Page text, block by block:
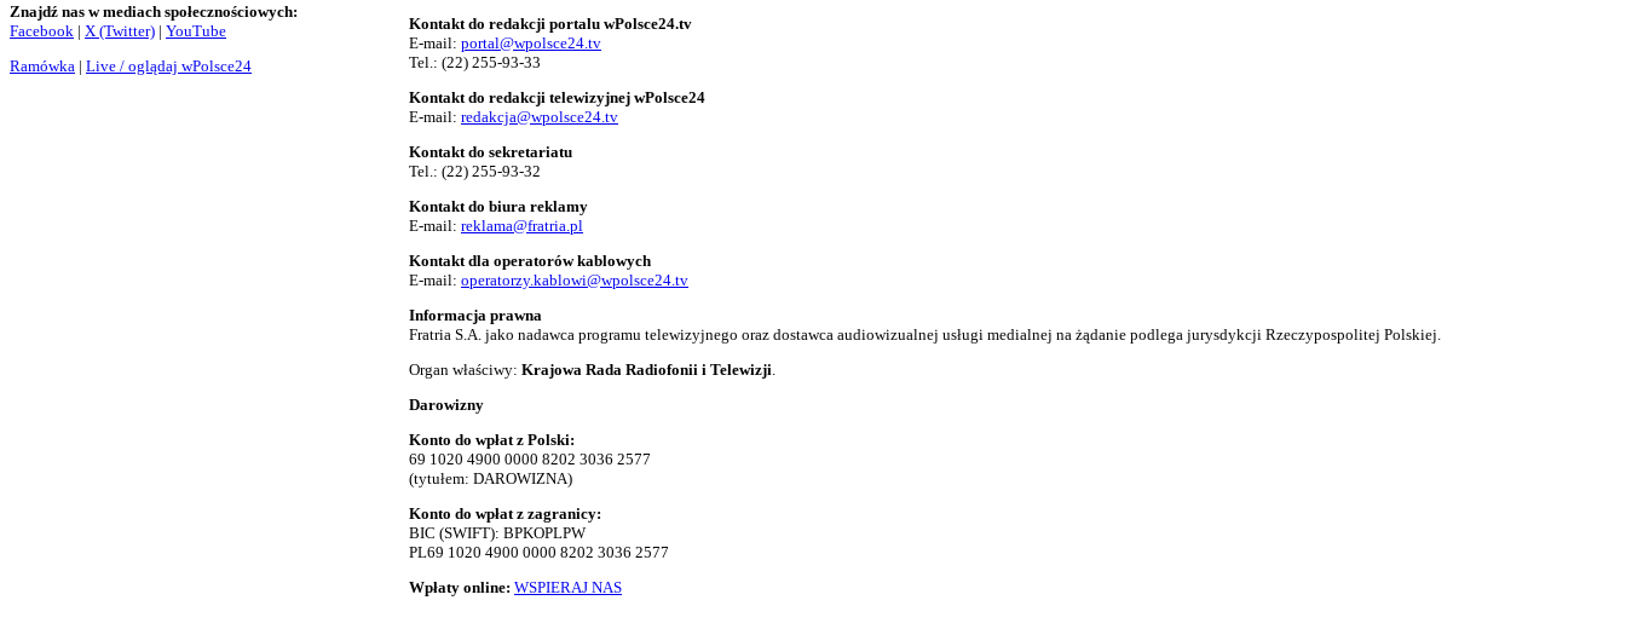
Znajdź nas w mediach społecznościowych:
Facebook | X (Twitter) | YouTube
Ramówka | Live / oglądaj wPolsce24
Kontakt do redakcji portalu wPolsce24.tv
E-mail: portal@wpolsce24.tv
Tel.: (22) 255-93-33
Kontakt do redakcji telewizyjnej wPolsce24
E-mail: redakcja@wpolsce24.tv
Kontakt do sekretariatu
Tel.: (22) 255-93-32
Kontakt do biura reklamy
E-mail: reklama@fratria.pl
Kontakt dla operatorów kablowych
E-mail: operatorzy.kablowi@wpolsce24.tv
Informacja prawna
Fratria S.A. jako nadawca programu telewizyjnego oraz dostawca audiowizualnej usługi medialnej na żądanie podlega jurysdykcji Rzeczypospolitej Polskiej.
Organ właściwy: Krajowa Rada Radiofonii i Telewizji.
Darowizny
Konto do wpłat z Polski:
69 1020 4900 0000 8202 3036 2577
(tytułem: DAROWIZNA)
Konto do wpłat z zagranicy:
BIC (SWIFT): BPKOPLPW
PL69 1020 4900 0000 8202 3036 2577
Wpłaty online: WSPIERAJ NAS